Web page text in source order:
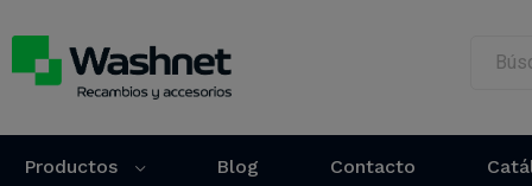
Productos Blog Contacto